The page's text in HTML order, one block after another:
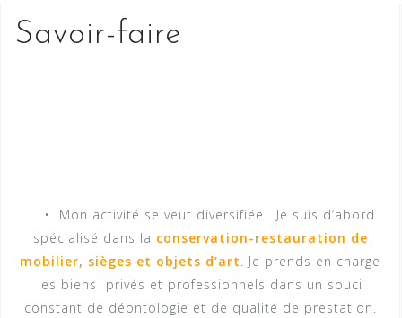
Savoir-faire
• Mon activité se veut diversifiée. Je suis d’abord
spécialisé dans la conservation-restauration de
mobilier, sièges et objets d’art. Je prends en charge
les biens privés et professionnels dans un souci
constant de déontologie et de qualité de prestation.